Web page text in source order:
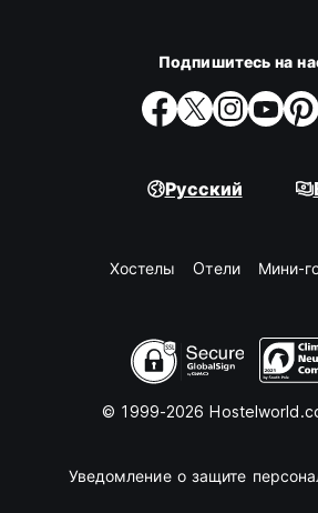
Подпишитесь на
Русский
Хостелы Oтели Мини-
© 1999-2026
Уведомление о защите